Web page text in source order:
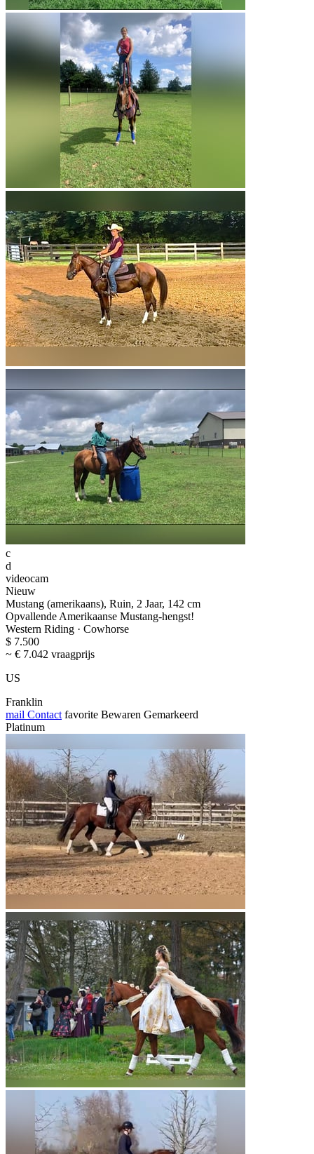
c
d
videocam
Nieuw
Mustang (amerikaans), Ruin, 2 Jaar, 142 cm
Opvallende Amerikaanse Mustang-hengst!
Western Riding · Cowhorse
$ 7.500
~ € 7.042 vraagprijs
US
Franklin
mail Contact favorite Bewaren Gemarkeerd
Platinum